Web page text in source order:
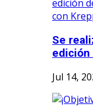
Se
edición
Jul 14,